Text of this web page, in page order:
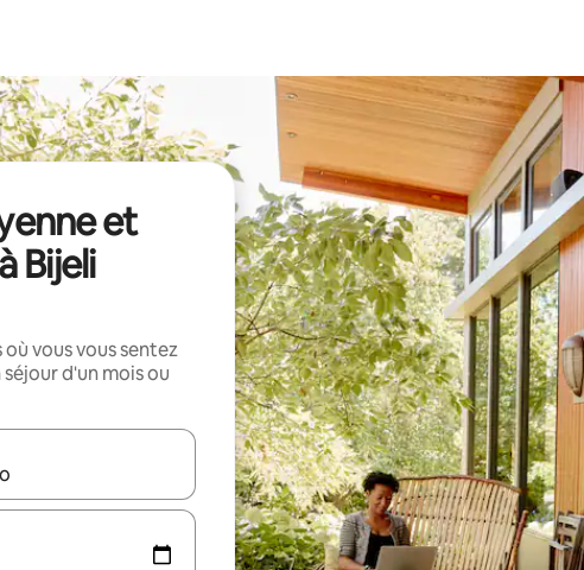
et
Bijeli
vous vous sentez
d'un mois ou
utilisez les flèches vers le haut et vers le bas pour les parcourir ou en